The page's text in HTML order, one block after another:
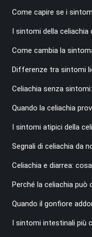
Come capire se i
I sintomi della celiachia
Come cambia la
Differenze tra sintomi
Celiachia senza
Quando la celiachia
I sintomi atipici della
Segnali di celiachia da
Celiachia e diarrea:
Perché la celiachia può
Quando il gonfiore
I sintomi intestinali più